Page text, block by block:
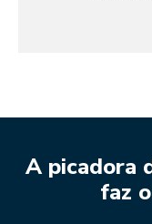
A picadora
faz